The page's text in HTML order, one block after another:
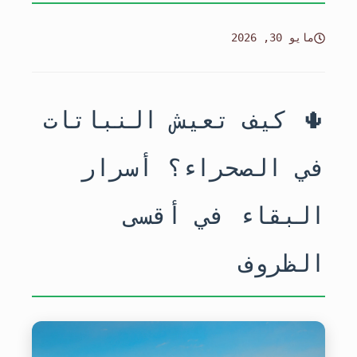
مايو 30, 2026
🌵 كيف تعيش النباتات
في الصحراء؟ أسرار
البقاء في أقسى
الظروف